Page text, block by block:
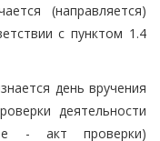
(направляется)
с пунктом 1.4
день вручения
деятельности
- акт проверки)